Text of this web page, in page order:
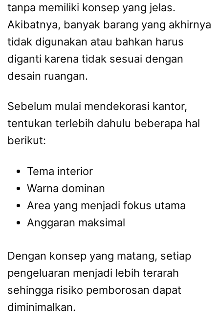
tanpa memiliki konsep yang jelas.
Akibatnya, banyak barang yang akhirnya
tidak digunakan atau bahkan harus
diganti karena tidak sesuai dengan
desain ruangan.
Sebelum mulai mendekorasi kantor,
tentukan terlebih dahulu beberapa hal
berikut:
Tema interior
Warna dominan
Area yang menjadi fokus utama
Anggaran maksimal
Dengan konsep yang matang, setiap
pengeluaran menjadi lebih terarah
sehingga risiko pemborosan dapat
diminimalkan.